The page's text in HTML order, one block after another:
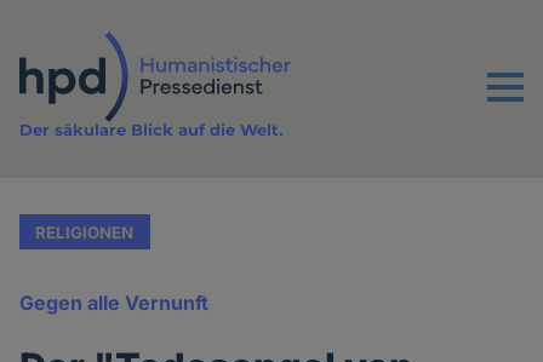
Inhalt
Menu
Der säkulare Blick auf die Welt.
RELIGIONEN
Gegen alle Vernunft